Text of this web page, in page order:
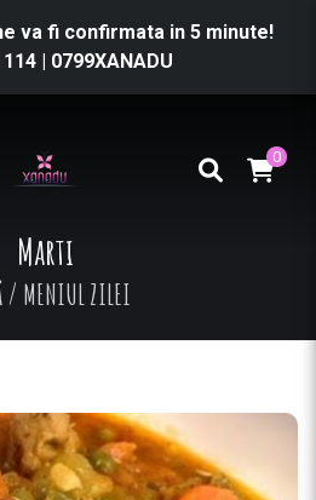
va fi confirmata in 5 minute!
114 | 0799XANADU
0
Marti
/ MENIUL ZILEI